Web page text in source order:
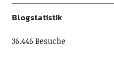
Blogstatistik
36.446 Besuche